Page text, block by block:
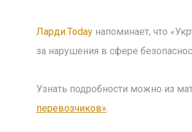
Ларди.Todayнапоминает, что
за нарушения в сфере
Узнать подробности можно из
перевозчиков».